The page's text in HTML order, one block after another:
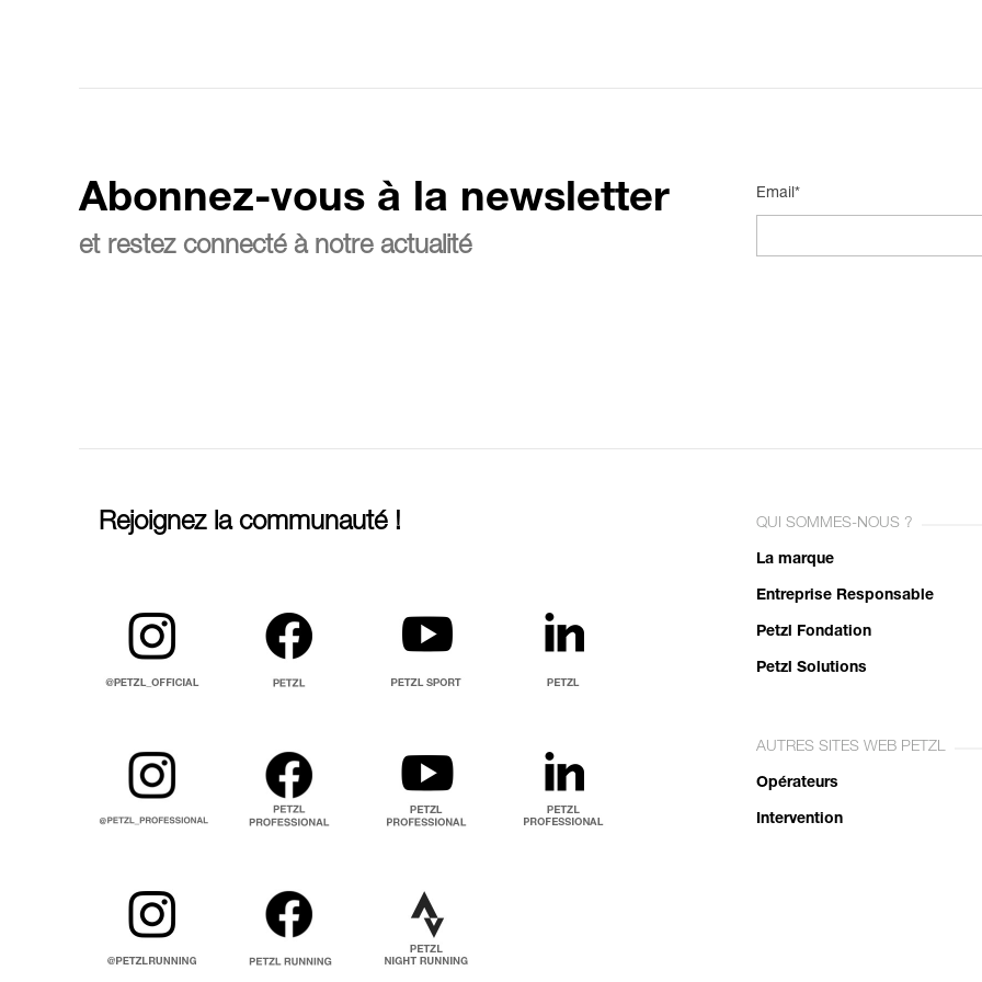
Abonnez-vous à la newsletter
et restez connecté à notre actualité
Email*
Rejoignez la communauté ! QUI SOMMES-NOUS ?
La marque
Entreprise Responsable
Petzl Fondation
Petzl Solutions
AUTRES SITES WEB PETZL
Opérateurs
Intervention